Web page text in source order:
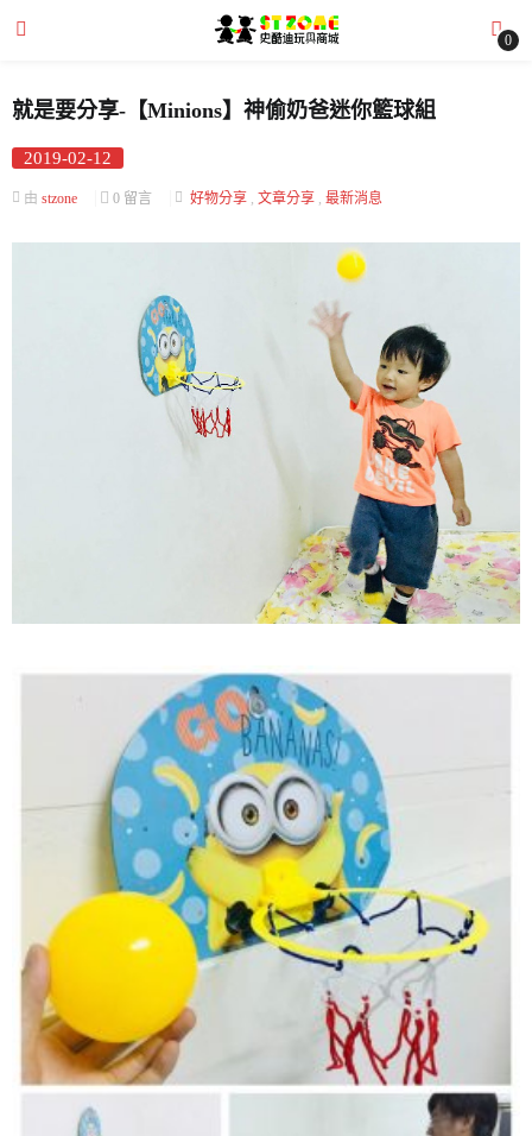
(全部商品)
(購物需知)
0
就是要分享-【Minions】神偷奶爸迷你籃球組
Posted
2019-02-12
由 stzone 0 留言 好物分享 , 文章分享 , 最新消息